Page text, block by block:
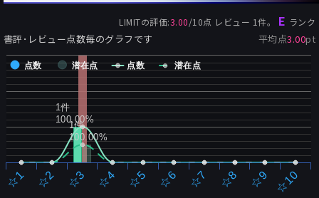
LIMITの評価:3.00/10点 レビュー 1件。 E ランク
書評･レビュー点数毎のグラフです 平均点3.00pt
点数 潜在点 点数 潜在点
☆1 ☆2 ☆3 ☆4 ☆5 ☆6 ☆7 ☆8 ☆9 ☆10
1件
100.00%
1件
100.00%